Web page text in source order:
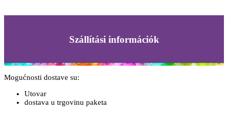
Szállítási információk
Mogućnosti dostave su:
Utovar
dostava u trgovinu paketa